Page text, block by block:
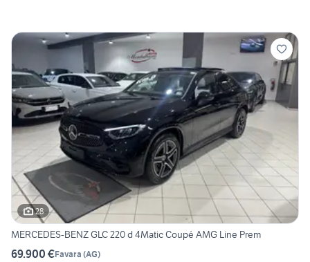
28
MERCEDES-BENZ GLC 220 d 4Matic Coupé AMG Line Prem
69.900 €Favara (AG)